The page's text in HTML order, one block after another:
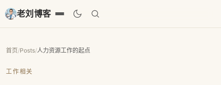
老刘博客
首页/Posts/人力资源工作的起点
工作相关